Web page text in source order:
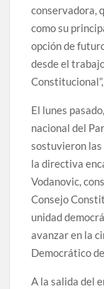
conservadora,
como su
opción de
desde el
El lunes
nacional del
sostuvieron
la directiva
Vodanovic,
Consejo
unidad
avanzar en la
Democrático
A la salida del